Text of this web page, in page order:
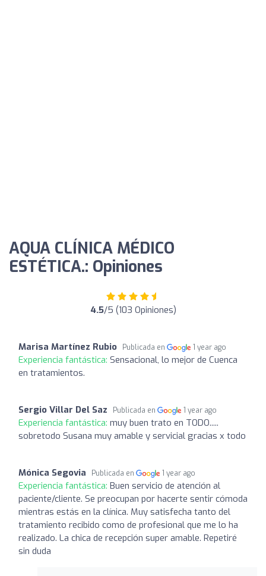
AQUA CLÍNICA MÉDICO
ESTÉTICA.: Opiniones
4.5/5 (103 Opiniones)
Marisa Martínez Rubio Publicada en 1 year ago
Experiencia fantástica: Sensacional, lo mejor de Cuenca
en tratamientos.
Sergio Villar Del Saz Publicada en 1 year ago
Experiencia fantástica: muy buen trato en TODO.....
sobretodo Susana muy amable y servicial gracias x todo
Mónica Segovia Publicada en 1 year ago
Experiencia fantástica: Buen servicio de atención al
paciente/cliente. Se preocupan por hacerte sentir cómoda
mientras estás en la clínica. Muy satisfecha tanto del
tratamiento recibido como de profesional que me lo ha
realizado. La chica de recepción super amable. Repetiré
sin duda